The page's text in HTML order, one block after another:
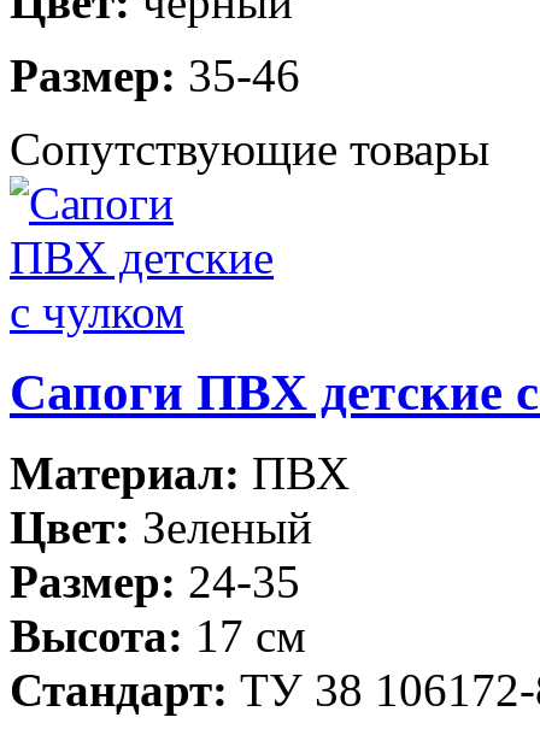
Размер: 35-46
Сопутствующие товары
Сапоги ПВХ детские
Материал: ПВХ
Цвет: Зеленый
Размер: 24-35
Высота: 17 см
Стандарт: ТУ 38